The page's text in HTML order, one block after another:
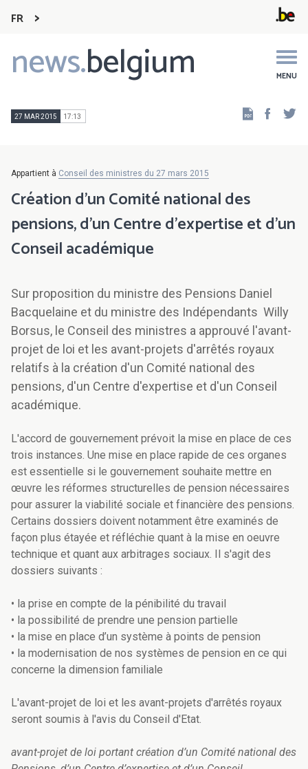
FR
news.belgium MENU
Main
navigation
27 MAR 2015 17:13
Appartient à Conseil des ministres du 27 mars 2015
Création d'un Comité national des
pensions, d'un Centre d'expertise et d'un
Conseil académique
Sur proposition du ministre des Pensions Daniel
Bacquelaine et du ministre des Indépendants Willy
Borsus, le Conseil des ministres a approuvé l'avant-
projet de loi et les avant-projets d'arrêtés royaux
relatifs à la création d'un Comité national des
pensions, d'un Centre d'expertise et d'un Conseil
académique.
L'accord de gouvernement prévoit la mise en place de ces
trois instances. Une mise en place rapide de ces organes
est essentielle si le gouvernement souhaite mettre en
œuvre les réformes structurelles de pension nécessaires
pour assurer la viabilité sociale et financière des pensions.
Certains dossiers doivent notamment être examinés de
façon plus étayée et réfléchie quant à la mise en oeuvre
technique et quant aux arbitrages sociaux. Il s'agit des
dossiers suivants :
• la prise en compte de la pénibilité du travail
• la possibilité de prendre une pension partielle
• la mise en place d’un système à points de pension
• la modernisation de nos systèmes de pension en ce qui
concerne la dimension familiale
L'avant-projet de loi et les avant-projets d'arrêtés royaux
seront soumis à l'avis du Conseil d'Etat.
avant-projet de loi portant création d’un Comité national des